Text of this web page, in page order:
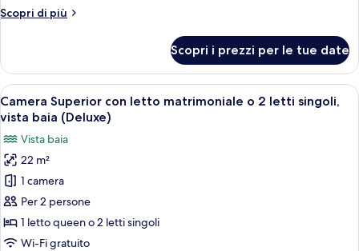
o
singoli,
vista
baia
Scopri di più
Altri
Deluxe
con
letto
matrimoniale
2
letti
singoli,
vista
baia
Scopri i prezzi per le tue date
Apri
tutte
foto
per
Camera
Superior
con
letto
Una camera d'albergo con un letto
5
Camera Superior con letto matrimoniale o 2 letti singoli,
vista baia (Deluxe)
Vista baia
22 m²
1 camera
Per 2 persone
1 letto queen o 2 letti singoli
Wi-Fi gratuito